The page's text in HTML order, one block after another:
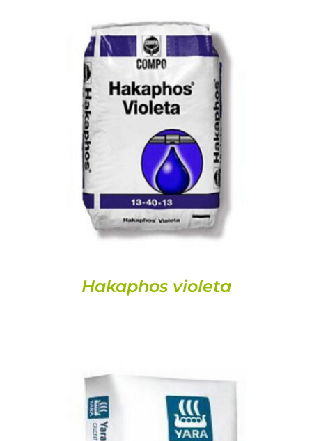
DETALLES
Hakaphos violeta